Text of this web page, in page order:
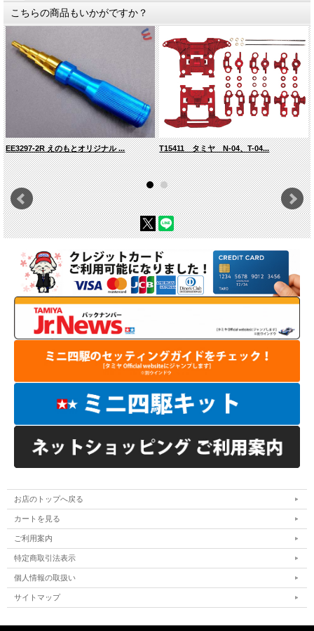
こちらの商品もいかがですか？
EE3297-2R えのもとオリジナル ... T15411 タミヤ N-04、T-04...
お店のトップへ戻る
カートを見る
ご利用案内
特定商取引法表示
個人情報の取扱い
サイトマップ